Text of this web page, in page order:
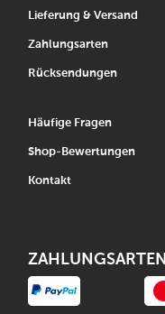
Lieferung & Versand
Zahlungsarten
Rücksendungen
Häufige Fragen
Shop-Bewertungen
Kontakt
ZAHLUNGSARTEN